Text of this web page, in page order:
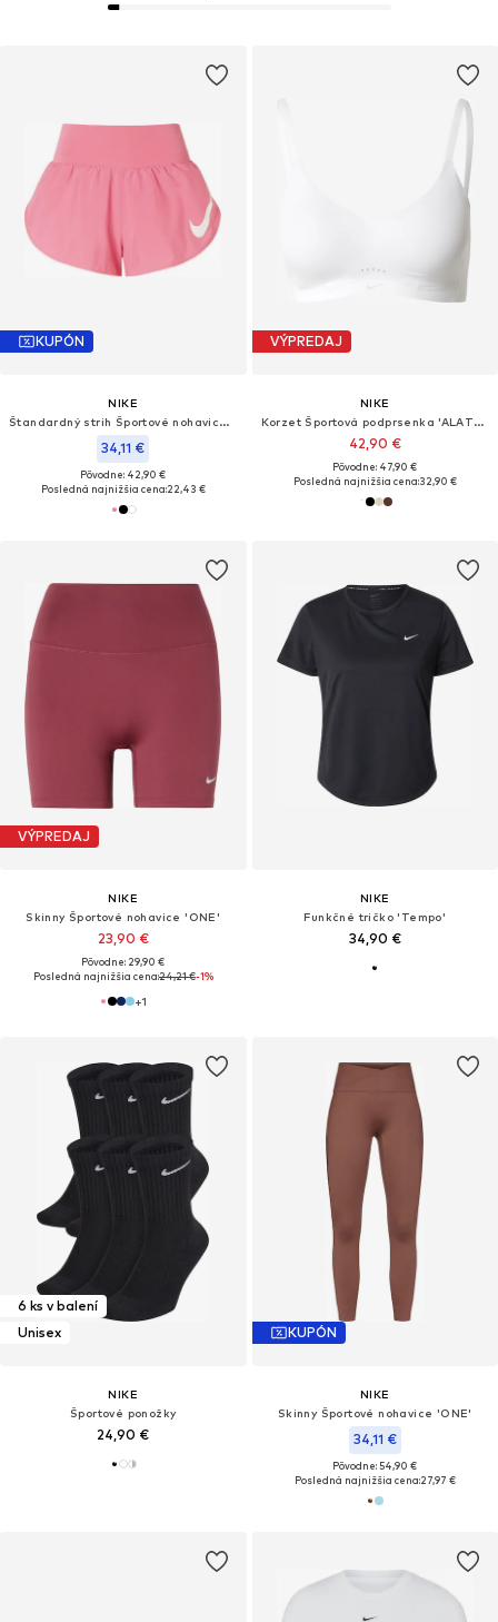
KUPÓN
NIKE
Štandardný strih Športové nohavice 'Tempo'
34,11 €
Pôvodne: 42,90 €
Posledná najnižšia cena:22,43 €
VÝPREDAJ
NIKE
Korzet Športová podprsenka 'ALATE MINIMALIST'
42,90 €
Pôvodne: 47,90 €
Posledná najnižšia cena:32,90 €
VÝPREDAJ
NIKE
Skinny Športové nohavice 'ONE'
23,90 €
Pôvodne: 29,90 €
Posledná najnižšia cena:24,21 €-1%
+1
NIKE
Funkčné tričko 'Tempo'
34,90 €
6 ks v balení
Unisex
NIKE
Športové ponožky
24,90 €
KUPÓN
NIKE
Skinny Športové nohavice 'ONE'
34,11 €
Pôvodne: 54,90 €
Posledná najnižšia cena:27,97 €